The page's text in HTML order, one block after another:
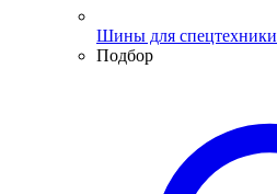
Шины для спецтехники
Подбор